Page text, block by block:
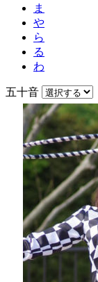
ま
や
ら
る
わ
五十音